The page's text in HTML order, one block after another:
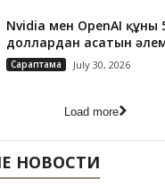
Nvidia мен OpenAI құны
доллардан асатын
Сараптама July 30, 2026
Load more
НОВОСТИ